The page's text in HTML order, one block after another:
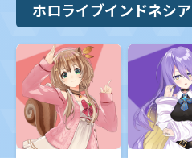
ホロライブインドネシア